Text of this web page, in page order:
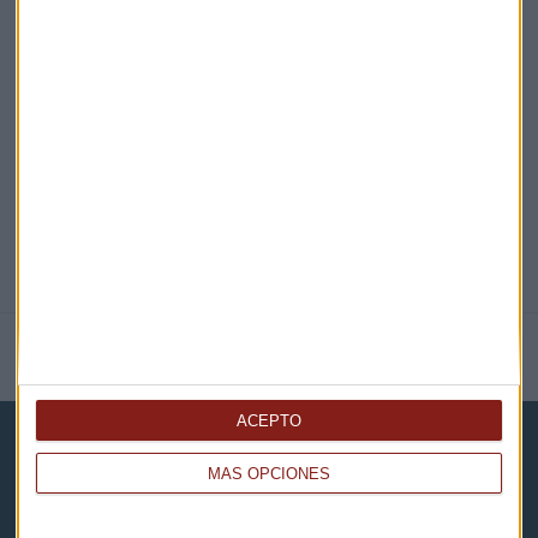
MÁS OPCIONES
ACEPTO
NOTICIAS RELACIONADAS